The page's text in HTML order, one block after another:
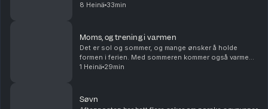
individet- men også for samfunnets beredskapsevne.
8 Heinä 33min
Moms, og trening i varmen
Det er sol og sommer, og mange ønsker å holde
formen i ferien. Med sommeren kommer også varmen,
med mange som både kvier seg og er litt engstelige
1 Heinä 29min
Søvn